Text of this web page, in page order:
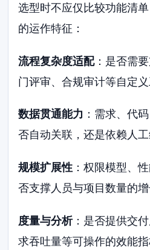
选型时不应仅比较功能清
的运作特征：
流程复杂度适配：是否需
门评审、合规审计等自定义
数据贯通能力 ：需求、代
否自动关联，还是依赖人工
规模扩展性 ：权限模型、
否支撑人员与项目数量的增
度量与分析：是否提供交
求吞吐量等可操作的效能指